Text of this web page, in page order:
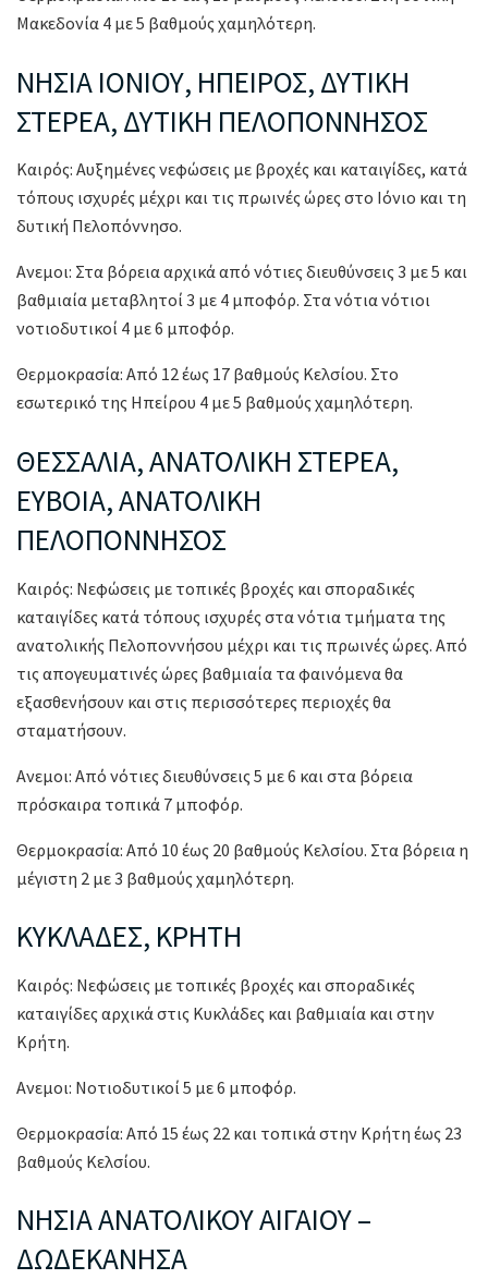
Μακεδονία 4 με 5 βαθμούς χαμηλότερη.
ΝΗΣΙΑ ΙΟΝΙΟΥ, ΗΠΕΙΡΟΣ, ΔΥΤΙΚΗ
ΣΤΕΡΕΑ, ΔΥΤΙΚΗ ΠΕΛΟΠΟΝΝΗΣΟΣ
Καιρός: Αυξημένες νεφώσεις με βροχές και καταιγίδες, κατά
τόπους ισχυρές μέχρι και τις πρωινές ώρες στο Ιόνιο και τη
δυτική Πελοπόννησο.
Ανεμοι: Στα βόρεια αρχικά από νότιες διευθύνσεις 3 με 5 και
βαθμιαία μεταβλητοί 3 με 4 μποφόρ. Στα νότια νότιοι
νοτιοδυτικοί 4 με 6 μποφόρ.
Θερμοκρασία: Από 12 έως 17 βαθμούς Κελσίου. Στο
εσωτερικό της Ηπείρου 4 με 5 βαθμούς χαμηλότερη.
ΘΕΣΣΑΛΙΑ, ΑΝΑΤΟΛΙΚΗ ΣΤΕΡΕΑ,
ΕΥΒΟΙΑ, ΑΝΑΤΟΛΙΚΗ
ΠΕΛΟΠΟΝΝΗΣΟΣ
Καιρός: Νεφώσεις με τοπικές βροχές και σποραδικές
καταιγίδες κατά τόπους ισχυρές στα νότια τμήματα της
ανατολικής Πελοποννήσου μέχρι και τις πρωινές ώρες. Από
τις απογευματινές ώρες βαθμιαία τα φαινόμενα θα
εξασθενήσουν και στις περισσότερες περιοχές θα
σταματήσουν.
Ανεμοι: Από νότιες διευθύνσεις 5 με 6 και στα βόρεια
πρόσκαιρα τοπικά 7 μποφόρ.
Θερμοκρασία: Από 10 έως 20 βαθμούς Κελσίου. Στα βόρεια η
μέγιστη 2 με 3 βαθμούς χαμηλότερη.
ΚΥΚΛΑΔΕΣ, ΚΡΗΤΗ
Καιρός: Νεφώσεις με τοπικές βροχές και σποραδικές
καταιγίδες αρχικά στις Κυκλάδες και βαθμιαία και στην
Κρήτη.
Ανεμοι: Νοτιοδυτικοί 5 με 6 μποφόρ.
Θερμοκρασία: Από 15 έως 22 και τοπικά στην Κρήτη έως 23
βαθμούς Κελσίου.
ΝΗΣΙΑ ΑΝΑΤΟΛΙΚΟΥ ΑΙΓΑΙΟΥ –
ΔΩΔΕΚΑΝΗΣΑ